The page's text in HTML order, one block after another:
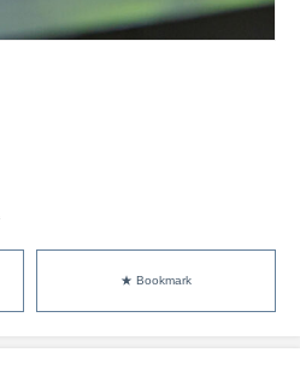
★ Bookmark